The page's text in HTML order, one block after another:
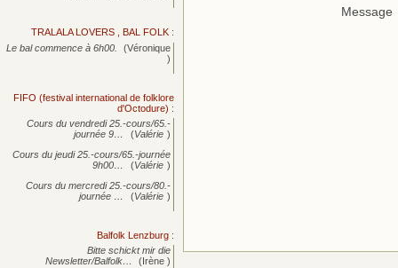
Message
TRALALA LOVERS , BAL FOLK :
Le bal commence à 6h00.
(Véronique
)
FIFO (festival international de folklore
d'Octodure) :
Cours du vendredi 25.-cours/65.-
journée 9… (Valérie )
Cours du jeudi 25.-cours/65.-journée
9h00…
(Valérie )
Cours du mercredi 25.-cours/80.-
journée … (Valérie )
Balfolk Lenzburg :
Bitte schickt mir die
Newsletter/Balfolk…
(Irène )